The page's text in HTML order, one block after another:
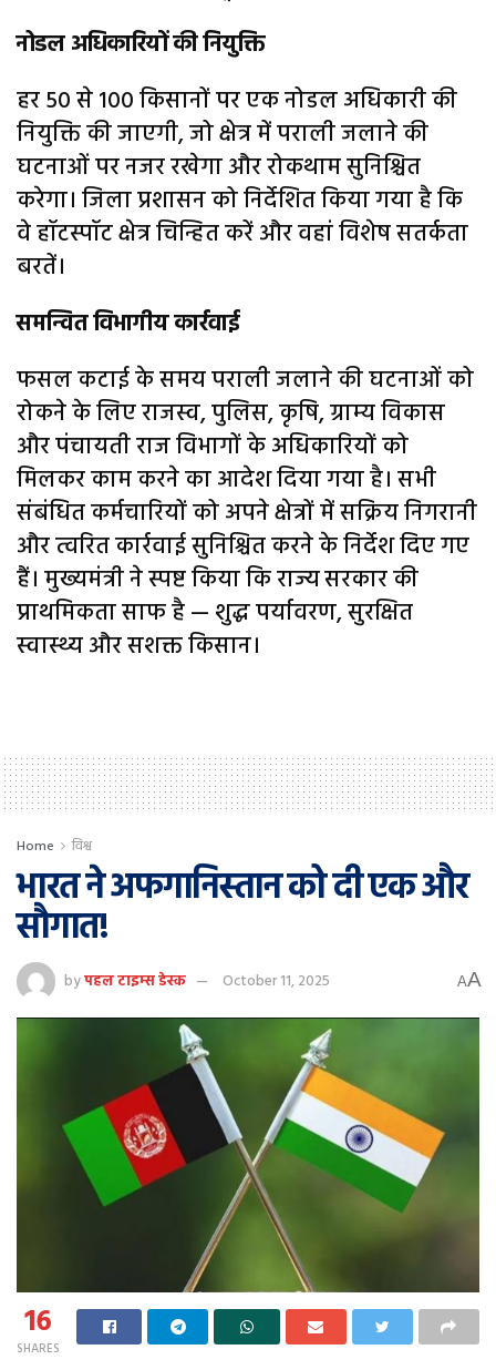
नोडल अधिकारियों की नियुक्ति
हर 50 से 100 किसानों पर एक नोडल अधिकारी की
नियुक्ति की जाएगी, जो क्षेत्र में पराली जलाने की
घटनाओं पर नजर रखेगा और रोकथाम सुनिश्चित
करेगा। जिला प्रशासन को निर्देशित किया गया है कि
वे हॉटस्पॉट क्षेत्र चिन्हित करें और वहां विशेष सतर्कता
बरतें।
समन्वित विभागीय कार्रवाई
फसल कटाई के समय पराली जलाने की घटनाओं को
रोकने के लिए राजस्व, पुलिस, कृषि, ग्राम्य विकास
और पंचायती राज विभागों के अधिकारियों को
मिलकर काम करने का आदेश दिया गया है। सभी
संबंधित कर्मचारियों को अपने क्षेत्रों में सक्रिय निगरानी
और त्वरित कार्रवाई सुनिश्चित करने के निर्देश दिए गए
हैं। मुख्यमंत्री ने स्पष्ट किया कि राज्य सरकार की
प्राथमिकता साफ है — शुद्ध पर्यावरण, सुरक्षित
स्वास्थ्य और सशक्त किसान।
Home विश्व
भारत ने अफगानिस्तान को दी एक और
सौगात!
byपहल टाइम्स डेस्क October 11, 2025 AA
16
SHARES